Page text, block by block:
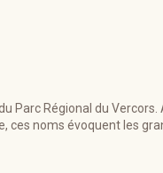
Parc Régional du Vercors.
ces noms évoquent les